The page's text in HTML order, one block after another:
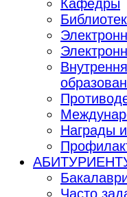
Кафедры
Награды
Часто